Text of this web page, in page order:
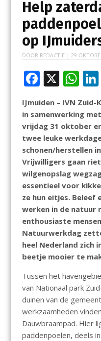
Help
op
DOOR REDACTIE | 29
F
ac
e
b
o
o
k
X W
h
at
s
A
p
p
IJmuiden – IVN
in samenwerking
vrijdag 31 oktober
twee leuke
schonen/herstellen
Vrijwilligers gaan
wilgenopslag
essentieel voor
ze hun eitjes. Beleef
werken in de natuur
enthousiaste
Natuurwerkdag
heel Nederland zich
beetje mooier te
Tussen het
van Nationaal park
duinen van de
werkzaamheden
Dauwbraampad. Hier
paddenpoelen, deels